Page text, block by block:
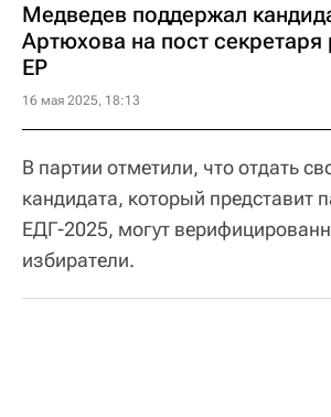
Медведев поддержал
Артюхова на пост секретаря
ЕР
16 мая 2025, 18:13
В партии отметили, что отдать
кандидата, который представит
ЕДГ-2025, могут
избиратели.